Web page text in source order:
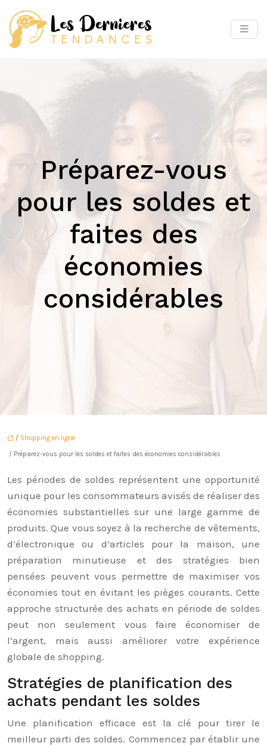
Préparez-vous
pour les soldes et
faites des
économies
considérables
/ Shopping en ligne
/ Préparez-vous pour les soldes et faites des économies considérables
Les périodes de soldes représentent une opportunité
unique pour les consommateurs avisés de réaliser des
économies substantielles sur une large gamme de
produits. Que vous soyez à la recherche de vêtements,
d’électronique ou d’articles pour la maison, une
préparation minutieuse et des stratégies bien
pensées peuvent vous permettre de maximiser vos
économies tout en évitant les pièges courants. Cette
approche structurée des achats en période de soldes
peut non seulement vous faire économiser de
l’argent, mais aussi améliorer votre expérience
globale de shopping.
Stratégies de planification des
achats pendant les soldes
Une planification efficace est la clé pour tirer le
meilleur parti des soldes. Commencez par établir une